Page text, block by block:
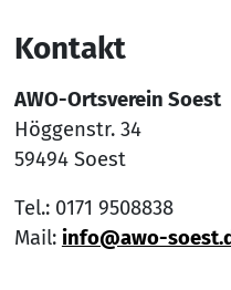
Kontakt
AWO-Ortsverein Soest
Höggenstr. 34
59494 Soest
Tel.: 0171 9508838
Mail: info@awo-